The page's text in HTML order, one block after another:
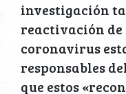
investigación
reactivación
coronavirus
responsables
que estos